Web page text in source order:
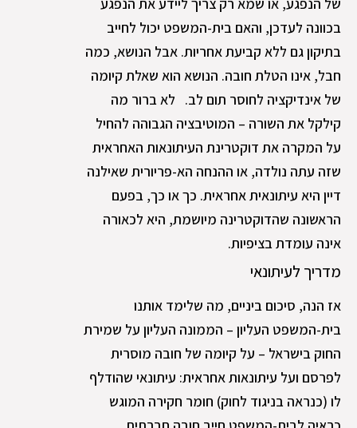
של הנפגע, או שמא רק צריך ליידע את הנפגע
בכוונה לעדכן, והאם בית-המשפט יכול לחייב
בתיקון גם ללא קביעת אחריות. אבל הנושא, כמה
חבל, אינו הטלת חובה. הנושא הוא שאלת קיומה
של אינדיקציה לחוסר תום לב. לא ברור מה
קילקל את השורה – המוטיבציה הגבוהה להחיל
על המקרה את דוקטרינת העיתונאות האחראית
שזה עתה נולדה, או ההנחה הא-פריורית שאילנה
דיין היא עיתונאית אחראית. כך או כך, בפעם
הראשונה שהדוקטרינה מיושמת, היא לכאורה
אינה עומדת בציפיות.
מדריך לעיתונאי
אז הנה, סיכום ביניים, מה שלימד אותנו
בית-המשפט העליון – הממונה העליון על שמירת
החוק בישראל – על קיומה של חובה מוסרית
לפרסם ועל עיתונאות אחראית: עיתונאי שהודלף
לו (כנראה בניגוד לחוק) חומר חקירה המוגש